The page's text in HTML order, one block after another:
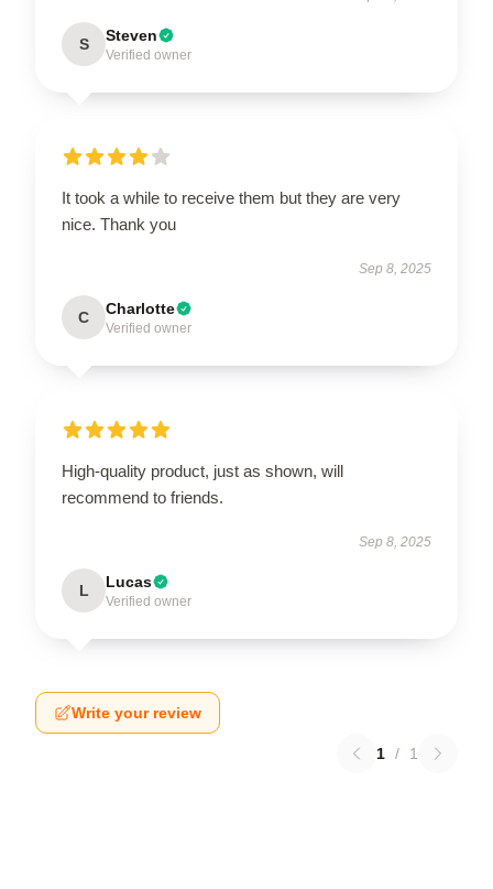
S Steven
Verified owner
It took a while to receive them but they are very
nice. Thank you
Sep 8, 2025
C Charlotte
Verified owner
High-quality product, just as shown, will
recommend to friends.
Sep 8, 2025
L Lucas
Verified owner
Write your review
1 / 1